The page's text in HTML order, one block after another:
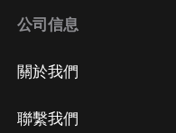
公司信息
關於我們
聯繫我們